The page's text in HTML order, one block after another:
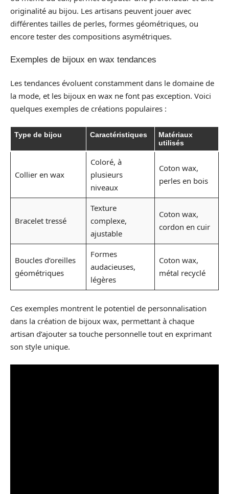
originalité au bijou. Les artisans peuvent jouer avec
différentes tailles de perles, formes géométriques, ou
encore tester des compositions asymétriques.
Exemples de bijoux en wax tendances
Les tendances évoluent constamment dans le domaine de
la mode, et les bijoux en wax ne font pas exception. Voici
quelques exemples de créations populaires :
Type de bijou Caractéristiques
Matériaux
utilisés
Collier en wax
Coloré, à
plusieurs
niveaux
Coton wax,
perles en bois
Bracelet tressé
Texture
complexe,
ajustable
Coton wax,
cordon en cuir
Boucles d’oreilles
géométriques
Formes
audacieuses,
légères
Coton wax,
métal recyclé
Ces exemples montrent le potentiel de personnalisation
dans la création de bijoux wax, permettant à chaque
artisan d’ajouter sa touche personnelle tout en exprimant
son style unique.